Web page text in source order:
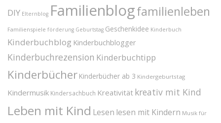
DIY Elternblog Familienblogfamilienleben
Familienspiele förderung Geburtstag Geschenkidee Kinderbuch
Kinderbuchblog Kinderbuchblogger
Kinderbuchrezension Kinderbuchtipp
Kinderbücher Kinderbücher ab 3 Kindergeburtstag
Kindermusik Kindersachbuch Kreativität kreativ mit Kind
Leben mit Kind Lesen lesen mit Kindern Musik für